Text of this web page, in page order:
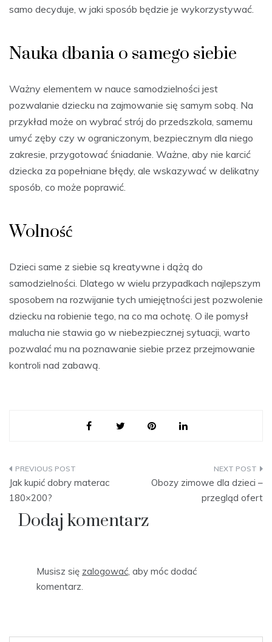
samo decyduje, w jaki sposób będzie je wykorzystywać.
Nauka dbania o samego siebie
Ważny elementem w nauce samodzielności jest
pozwalanie dziecku na zajmowanie się samym sobą. Na
przykład może on wybrać strój do przedszkola, samemu
umyć zęby czy w ograniczonym, bezpiecznym dla niego
zakresie, przygotować śniadanie. Ważne, aby nie karcić
dziecka za popełniane błędy, ale wskazywać w delikatny
sposób, co może poprawić.
Wolność
Dzieci same z siebie są kreatywne i dążą do
samodzielności. Dlatego w wielu przypadkach najlepszym
sposobem na rozwijanie tych umiejętności jest pozwolenie
dziecku na robienie tego, na co ma ochotę. O ile pomysł
malucha nie stawia go w niebezpiecznej sytuacji, warto
pozwalać mu na poznawanie siebie przez przejmowanie
kontroli nad zabawą.
Nawigacja
wpisu
Jak kupić dobry materac
180×200?
Obozy zimowe dla dzieci –
przegląd ofert
Dodaj komentarz
Musisz się zalogować, aby móc dodać
komentarz.